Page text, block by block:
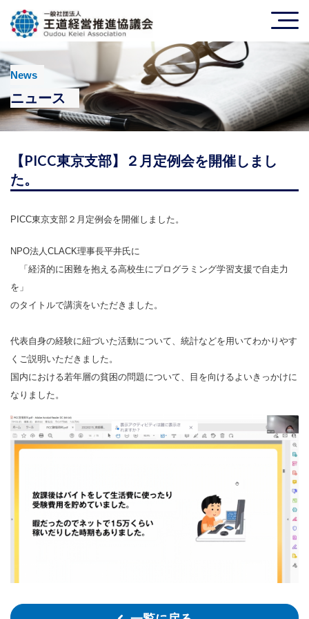
News
ニュース
【PICC東京支部】２月定例会を開催しまし
た。
PICC東京支部２月定例会を開催しました。
NPO法人CLACK理事長平井氏に
「経済的に困難を抱える高校生にプログラミング学習支援で自走力
を」
のタイトルで講演をいただきました。
代表自身の経験に紐づいた活動について、統計などを用いてわかりやす
くご説明いただきました。
国内における若年層の貧困の問題について、目を向けるよいきっかけに
なりました。